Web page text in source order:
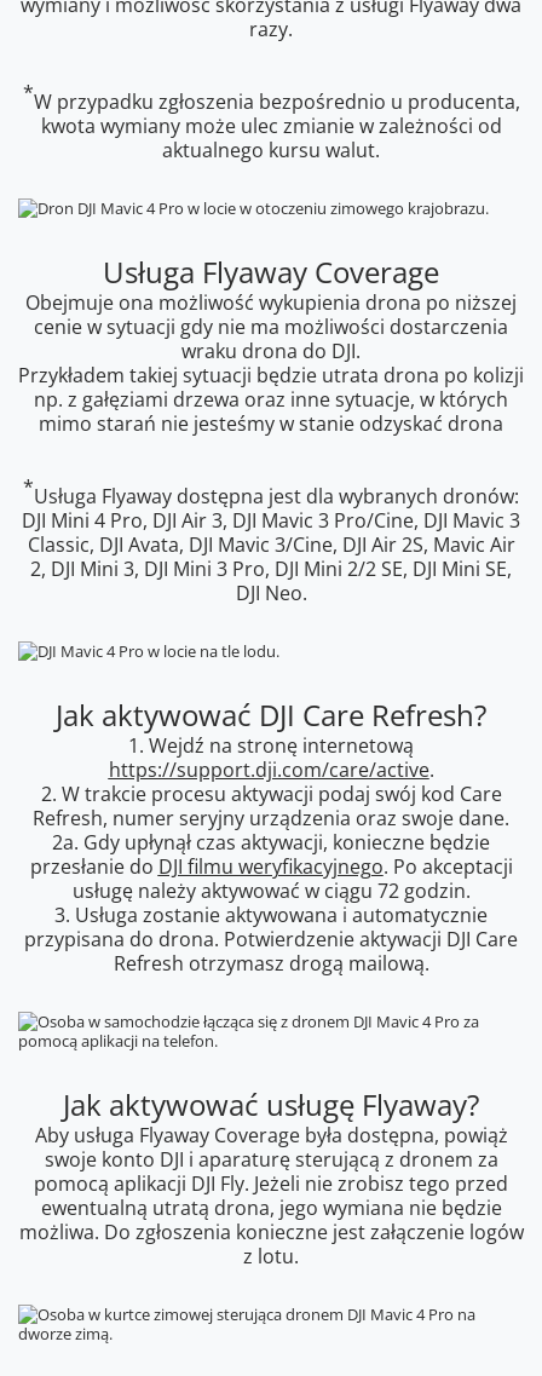
razy.
*W przypadku zgłoszenia bezpośrednio u producenta,
kwota wymiany może ulec zmianie w zależności od
aktualnego kursu walut.
Usługa Flyaway Coverage
Obejmuje ona możliwość wykupienia drona po niższej
cenie w sytuacji gdy nie ma możliwości dostarczenia
wraku drona do DJI.
Przykładem takiej sytuacji będzie utrata drona po kolizji
np. z gałęziami drzewa oraz inne sytuacje, w których
mimo starań nie jesteśmy w stanie odzyskać drona
*Usługa Flyaway dostępna jest dla wybranych dronów:
DJI Mini 4 Pro, DJI Air 3, DJI Mavic 3 Pro/Cine, DJI Mavic 3
Classic, DJI Avata, DJI Mavic 3/Cine, DJI Air 2S, Mavic Air
2, DJI Mini 3, DJI Mini 3 Pro, DJI Mini 2/2 SE, DJI Mini SE,
DJI Neo.
Jak aktywować DJI Care Refresh?
1. Wejdź na stronę internetową
https://support.dji.com/care/active.
2. W trakcie procesu aktywacji podaj swój kod Care
Refresh, numer seryjny urządzenia oraz swoje dane.
2a. Gdy upłynął czas aktywacji, konieczne będzie
przesłanie do DJI filmu weryfikacyjnego. Po akceptacji
usługę należy aktywować w ciągu 72 godzin.
3. Usługa zostanie aktywowana i automatycznie
przypisana do drona. Potwierdzenie aktywacji DJI Care
Refresh otrzymasz drogą mailową.
Jak aktywować usługę Flyaway?
Aby usługa Flyaway Coverage była dostępna, powiąż
swoje konto DJI i aparaturę sterującą z dronem za
pomocą aplikacji DJI Fly. Jeżeli nie zrobisz tego przed
ewentualną utratą drona, jego wymiana nie będzie
możliwa. Do zgłoszenia konieczne jest załączenie logów
z lotu.